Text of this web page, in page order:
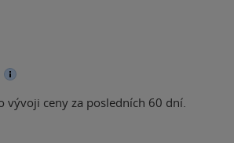
vývoji ceny za posledních 60 dní.